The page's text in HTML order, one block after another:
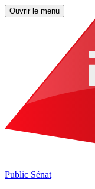
Ouvrir le menu
Public Sénat